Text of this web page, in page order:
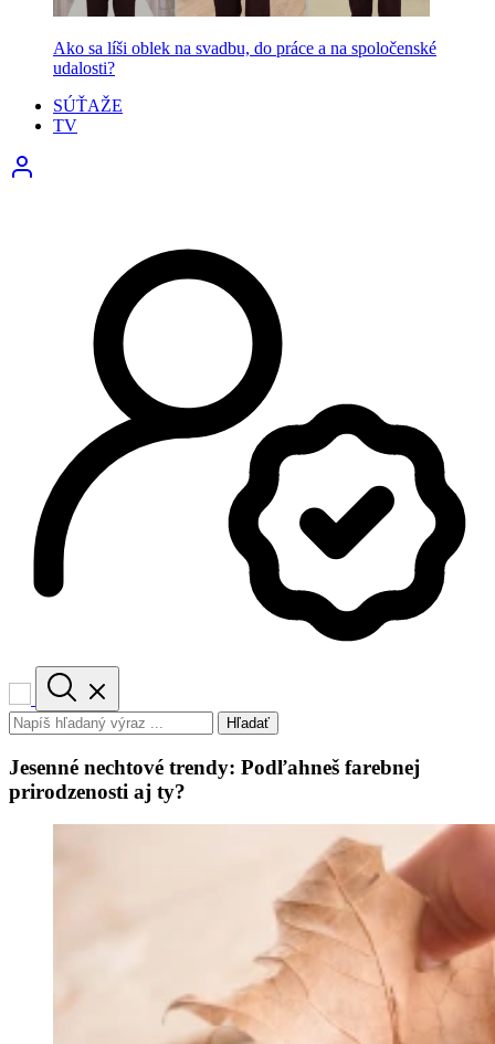
Ako sa líši oblek na svadbu, do práce a na spoločenské
udalosti?
SÚŤAŽE
TV
Hľadať
Jesenné nechtové trendy: Podľahneš farebnej
prirodzenosti aj ty?